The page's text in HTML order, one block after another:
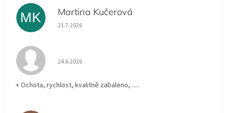
MK Martina Kučerová
Hodnocení obchodu je 5 z 5 hvězdiček.
21.7.2026
Hodnocení obchodu je 5 z 5 hvězdiček.
24.6.2026
+ Ochota, rychlost, kvalitně zabaleno, .....